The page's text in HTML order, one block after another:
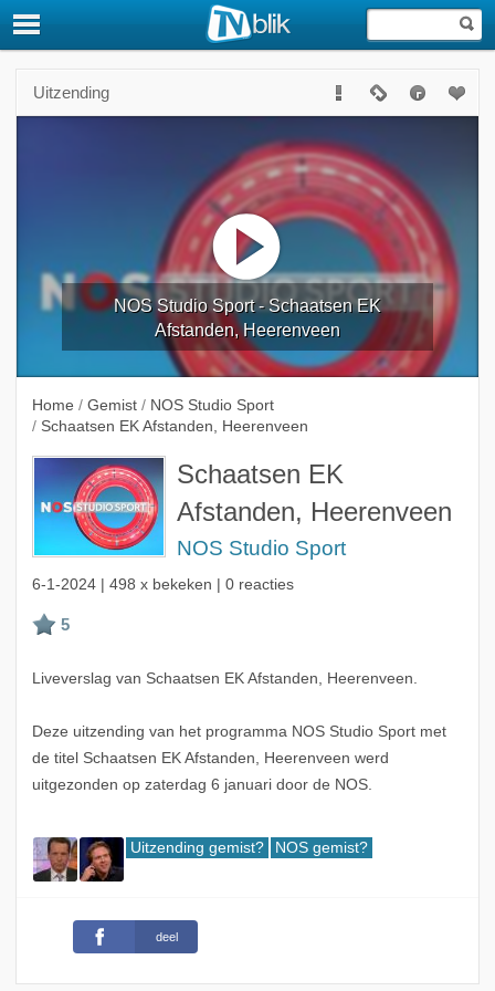
Uitzending
NOS Studio Sport - Schaatsen EK
Afstanden, Heerenveen
Home / Gemist / NOS Studio Sport
/ Schaatsen EK Afstanden, Heerenveen
Schaatsen EK
Afstanden, Heerenveen
NOS Studio Sport
6-1-2024| 498 x bekeken | 0 reacties
Liveverslag van Schaatsen EK Afstanden, Heerenveen.
Deze uitzending van het programma NOS Studio Sport met
de titel Schaatsen EK Afstanden, Heerenveen werd
uitgezonden op zaterdag 6 januari door de NOS.
Uitzending gemist? NOS gemist?
deel